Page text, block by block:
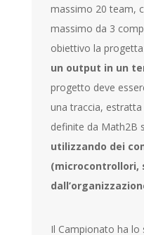
massimo 20 team,
massimo da 3
obiettivo la
un output in un
progetto deve
una traccia,
definite da Math2B
utilizzando dei
(microcontrollori,
Il Campionato ha lo